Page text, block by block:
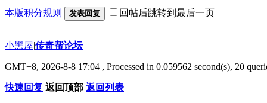
本版积分规则 发表回复 回帖后跳转到最后一页
小黑屋|传奇帮论坛
GMT+8, 2026-8-8 17:04 , Processed in 0.059562 second(s), 20
快速回复 返回顶部 返回列表